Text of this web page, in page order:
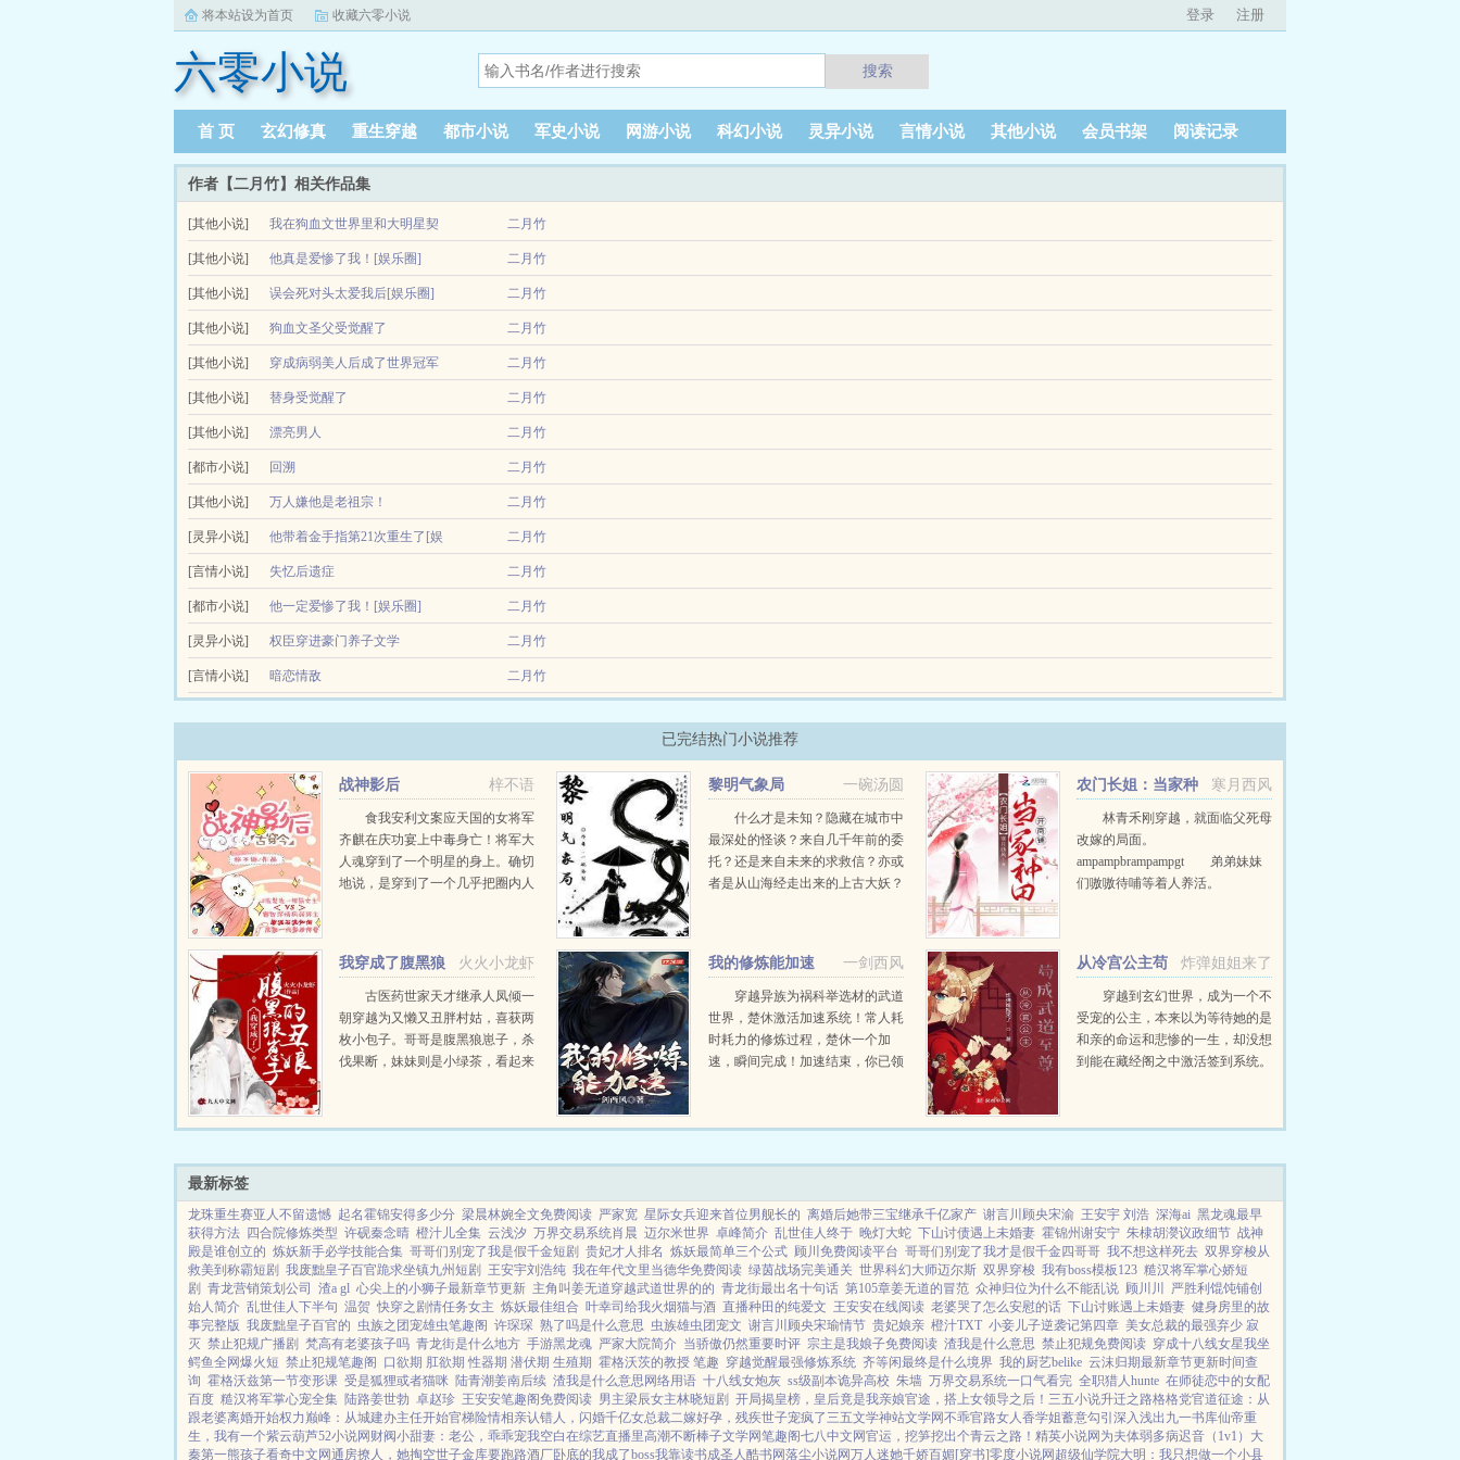
将本站设为首页 收藏六零小说 登录 注册
六零小说 搜索
首 页 玄幻修真 重生穿越 都市小说 军史小说 网游小说 科幻小说 灵异小说 言情小说 其他小说 会员书架 阅读记录
作者【二月竹】相关作品集
[其他小说] 我在狗血文世界里和大明星契
约结婚了
二月竹
我在狗血文世界里和大明星契约结婚了由作者二月竹创作连载作品该小说情节跌宕起伏扣人心弦是一本难得的情节与文笔俱佳的好书919言情小说免费提供我在狗血文世界里和大明星契约结
婚了全文无弹窗的纯文字在线阅读。...
[其他小说] 他真是爱惨了我！[娱乐圈] 二月竹
江元死了。摔死那天，唯一为他哭的只有死对头，陆远。陆远哭得撕心，哭得裂肺，哭得撕心裂肺。曾经针锋相对的点滴，在这一秒终于明朗。陆远傲娇，陆远别扭，陆远暗恋他，陆远爱
惨了他！江元悟了，眼闭上了。再睁开...
[其他小说] 误会死对头太爱我后[娱乐圈] 二月竹
江元死了。摔死那天，唯一为他哭的只有死对头，陆远。陆远哭得撕心，哭得裂肺，哭得撕心裂肺。曾经针锋相对的点滴，在这一秒终于明朗。陆远傲娇，陆远别扭，陆远暗恋他，陆远爱
惨了他！江元悟了，眼闭上了。再睁开...
[其他小说] 狗血文圣父受觉醒了 二月竹
订婚现场，林有拙意识突然觉醒，知道他原来是一本真假少爷狗血文里的圣父受。他白莲，他圣父，他无底线，他恋爱脑。人生不是原谅养父母，亲生父母，就是在原谅渣男和假少爷的路
上。为渣男放弃梦想自尊家常便饭，被...
[其他小说] 穿成病弱美人后成了世界冠军 二月竹
人气电竞主播楚天穿进一本坑掉的现代武侠小说，成为文中两句话带过的同名炮灰。第一句病弱美人，每晚被暗杀。第二句雨夜，离奇自挂门前樱桃树。到坑掉的最后一章，都没有揭秘杀
死他的凶手。楚天决定自救，...
[其他小说] 替身受觉醒了 二月竹
替身受觉醒了由作者二月竹创作连载作品该小说情节跌宕起伏扣人心弦是一本难得的情节与文笔俱佳的好书919言情小说免费提供替身受觉醒了全文无弹窗的纯文字在线阅读。...
[其他小说] 漂亮男人 二月竹
徐回周4岁母亲自杀，5岁父亲自杀，所有人避他如蛇蝎，没人愿意收养他。进了孤儿院，他认识了四个小男孩，他们愿意和他做朋友。没多久，徐回周有自杀基因的消息在孤儿院传播开
来，其他小男孩陆续被领养，只徐回周永...
[都市小说] 回溯 二月竹
徐回周4岁母亲自杀，5岁父亲自杀，所有人避他如蛇蝎，没人愿意收养他。进了孤儿院，他认识了四个小男孩，他们愿意和他做朋友。没多久其他小男孩陆续被领养，只他永远留在了孤儿
院。高中徐回周...
[其他小说] 万人嫌他是老祖宗！ 二月竹
江骛出生便被施了障眼法，外人看来面目丑陋，还能看见别人的死亡预告，所有人都厌恶他，恐惧他。一次救了脱轨的火车，他获得进入神族学校就读的资格。他才知道世界上原来还有神
族和魔族与人类共存，天书预言一年后...
[灵异小说] 他带着金手指第21次重生了[娱
乐圈]
二月竹
姜白每到20岁都会死，第21次重生，某男团主唱出走，他看到那张熟悉的脸，出山参选。所有人都说男团必丸，竟然选个不会唱歌，没文化的乡巴佬来顶替他们完美星星。直到姜白新专正
式亮相。新专发行第二周狂卖上百万，席卷音乐榜。参加综艺运动会...
[言情小说] 失忆后遗症 二月竹
魔蝎小说wwwmoxiexscom十年前遇到陆绝时，俞汀还叫俞汀。周末他帮妈妈给小城最神秘的庄园送花，一只纸飞机落到他头顶，他抬头，一个男生坐在二楼窗台，又丢了一只纸飞机下来，
问他，你们这儿会下蓝色的雨，真的...
[都市小说] 他一定爱惨了我！[娱乐圈] 二月竹
重生后，我每天都在社死江元死了。摔死那天，唯一为他哭的只有死对头，陆远。陆远哭得撕心，哭得裂肺，哭得撕心裂肺。曾经针锋相对的点滴，在这一秒终于明朗。陆远傲娇，陆远别
扭，陆远暗恋他，陆...
[灵异小说] 权臣穿进豪门养子文学 二月竹
萧兰槯是大历最年轻的首辅，新皇平定四海后，萧兰槯中毒而亡。死后萧兰槯穿进了一本豪门养子小说，成了人人可欺的病秧子养子。医生下了死亡通知书，他活不过今年冬天。波谲云诡
[言情小说] 暗恋情敌 二月竹
已完结热门小说推荐
梓不语
战神影后
食我安利文案应天国的女将军
齐麒在庆功宴上中毒身亡！将军大
人魂穿到了一个明星的身上。确切
地说，是穿到了一个几乎把圈内人
一碗汤圆
黎明气象局
什么才是未知？隐藏在城市中
最深处的怪谈？来自几千年前的委
托？还是来自未来的求救信？亦或
者是从山海经走出来的上古大妖？
寒月西风
农门长姐：当家种
田开商铺
林青禾刚穿越，就面临父死母
改嫁的局面。
ampampbrampampgt 弟弟妹妹
们嗷嗷待哺等着人养活。
火火小龙虾
我穿成了腹黑狼
崽子的丑娘
古医药世家天才继承人凤倾一
朝穿越为又懒又丑胖村姑，喜获两
枚小包子。哥哥是腹黑狼崽子，杀
伐果断，妹妹则是小绿茶，看起来
此，她还喜提金手指，能听懂各色
一剑西风
我的修炼能加速
穿越异族为祸科举选材的武道
世界，楚休激活加速系统！常人耗
时耗力的修炼过程，楚休一个加
速，瞬间完成！加速结束，你已领
结束，你已...
炸弹姐姐来了
从冷宫公主苟
成武道至尊
穿越到玄幻世界，成为一个不
受宠的公主，本来以为等待她的是
和亲的命运和悲惨的一生，却没想
到能在藏经阁之中激活签到系统。
膳堂签到，获得生生造化...
最新标签
龙珠重生赛亚人不留遗憾 起名霍锦安得多少分 梁晨林婉全文免费阅读 严家宽 星际女兵迎来首位男舰长的 离婚后她带三宝继承千亿家产 谢言川顾央宋渝 王安宇 刘浩 深海ai 黑龙魂最早
获得方法 四合院修炼类型 许砚秦念晴 橙汁儿全集 云浅汐 万界交易系统肖晨 迈尔米世界 卓峰简介 乱世佳人终于 晚灯大蛇 下山讨债遇上未婚妻 霍锦州谢安宁 朱棣胡濙议政细节 战神
殿是谁创立的 炼妖新手必学技能合集 哥哥们别宠了我是假千金短剧 贵妃才人排名 炼妖最简单三个公式 顾川免费阅读平台 哥哥们别宠了我才是假千金四哥哥 我不想这样死去 双界穿梭从
救美到称霸短剧 我废黜皇子百官跪求坐镇九州短剧 王安宇刘浩纯 我在年代文里当德华免费阅读 绿茵战场完美通关 世界科幻大师迈尔斯 双界穿梭 我有boss模板123 糙汉将军掌心娇短
剧 青龙营销策划公司 渣a gl 心尖上的小狮子最新章节更新 主角叫姜无道穿越武道世界的的 青龙街最出名十句话 第105章姜无道的冒范 众神归位为什么不能乱说 顾川川
严胜利馄饨铺创
始人简介 乱世佳人下半句 温贺 快穿之剧情任务女主 炼妖最佳组合 叶幸司给我火烟猫与酒 直播种田的纯爱文 王安安在线阅读 老婆哭了怎么安慰的话 下山讨账遇上未婚妻 健身房里的故
事完整版 我废黜皇子百官的 虫族之团宠雄虫笔趣阁 许琛琛 熟了吗是什么意思 虫族雄虫团宠文 谢言川顾央宋瑜情节 贵妃娘亲 橙汁TXT 小妾儿子逆袭记第四章 美女总裁的最强弃少 寂
灭 禁止犯规广播剧 梵高有老婆孩子吗 青龙街是什么地方 手游黑龙魂 严家大院简介 当骄傲仍然重要时评 宗主是我娘子免费阅读 渣我是什么意思 禁止犯规免费阅读 穿成十八线女星我坐
鳄鱼全网爆火短 禁止犯规笔趣阁 口欲期 肛欲期 性器期 潜伏期 生殖期 霍格沃茨的教授 笔趣 穿越觉醒最强修炼系统 齐等闲最终是什么境界 我的厨艺belike 云沫归期最新章节更新时间查
询 霍格沃兹第一节变形课 受是狐狸或者猫咪 陆青潮姜南后续 渣我是什么意思网络用语 十八线女炮灰 ss级副本诡异高校 朱墙 万界交易系统一口气看完 全职猎人hunte 在师徒恋中的女配
百度 糙汉将军掌心宠全集 陆路姜世勃 卓赵珍 王安安笔趣阁免费阅读 男主梁辰女主林晓短剧 开局揭皇榜，皇后竟是我亲娘官途，搭上女领导之后！ 三五小说升迁之路格格党官道征途：从
跟老婆离婚开始权力巅峰：从城建办主任开始官梯险情相亲认错人，闪婚千亿女总裁二嫁好孕，残疾世子宠疯了 三五文学神站文学网不乖官路女人香学姐蓄意勾引 深入浅出 九一书库仙帝重
生，我有一个紫云葫芦52小说网 财阀小甜妻：老公，乖乖宠我空白在综艺直播里高潮不断棒子文学网笔趣阁七八中文网官运，挖笋挖出个青云之路！ 精英小说网 为夫体弱多病迟音（1v1） 大
秦第一熊孩子看奇中文网通房撩人，她掏空世子金库要跑路酒厂卧底的我成了boss我靠读书成圣人酷书网落尘小说网万人迷她千娇百媚[穿书]零度小说网 超级仙学院大明：我只想做一个小县